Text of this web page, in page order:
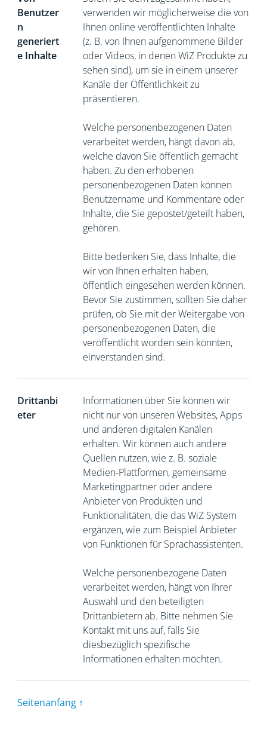
Benutzer
n
generiert
e Inhalte
verwenden wir möglicherweise die von
Ihnen online veröffentlichten Inhalte
(z. B. von Ihnen aufgenommene Bilder
oder Videos, in denen WiZ Produkte zu
sehen sind), um sie in einem unserer
Kanäle der Öffentlichkeit zu
präsentieren.
Welche personenbezogenen Daten
verarbeitet werden, hängt davon ab,
welche davon Sie öffentlich gemacht
haben. Zu den erhobenen
personenbezogenen Daten können
Benutzername und Kommentare oder
Inhalte, die Sie gepostet/geteilt haben,
gehören.
Bitte bedenken Sie, dass Inhalte, die
wir von Ihnen erhalten haben,
öffentlich eingesehen werden können.
Bevor Sie zustimmen, sollten Sie daher
prüfen, ob Sie mit der Weitergabe von
personenbezogenen Daten, die
veröffentlicht worden sein könnten,
einverstanden sind.
Drittanbi
eter
Informationen über Sie können wir
nicht nur von unseren Websites, Apps
und anderen digitalen Kanälen
erhalten. Wir können auch andere
Quellen nutzen, wie z. B. soziale
Medien-Plattformen, gemeinsame
Marketingpartner oder andere
Anbieter von Produkten und
Funktionalitäten, die das WiZ System
ergänzen, wie zum Beispiel Anbieter
von Funktionen für Sprachassistenten.
Welche personenbezogene Daten
verarbeitet werden, hängt von Ihrer
Auswahl und den beteiligten
Drittanbietern ab. Bitte nehmen Sie
Kontakt mit uns auf, falls Sie
diesbezüglich spezifische
Informationen erhalten möchten.
Seitenanfang ↑